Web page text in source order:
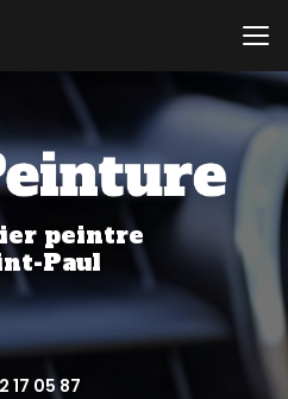
peintre
Paul
17 05 87